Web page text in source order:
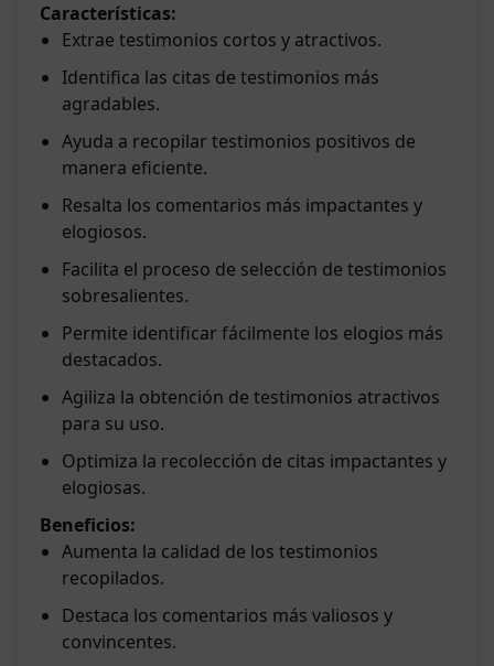
Características:
Extrae testimonios cortos y atractivos.
Identifica las citas de testimonios más
agradables.
Ayuda a recopilar testimonios positivos de
manera eficiente.
Resalta los comentarios más impactantes y
elogiosos.
Facilita el proceso de selección de testimonios
sobresalientes.
Permite identificar fácilmente los elogios más
destacados.
Agiliza la obtención de testimonios atractivos
para su uso.
Optimiza la recolección de citas impactantes y
elogiosas.
Beneficios:
Aumenta la calidad de los testimonios
recopilados.
Destaca los comentarios más valiosos y
convincentes.